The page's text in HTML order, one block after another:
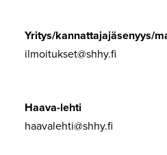
Yritys/kannattajajäsenyys/
ilmoitukset@shhy.fi
Haava-lehti
haavalehti@shhy.fi